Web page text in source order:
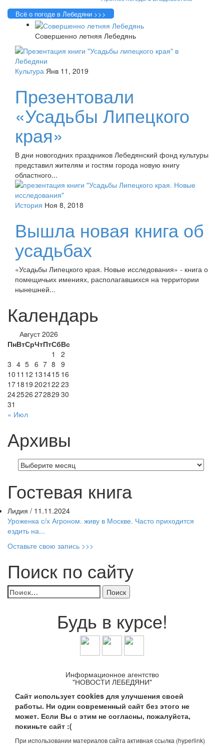
Всё о погоде в Лебедяни >>>
Совершенно летняя Лебедянь
Культура Янв 11, 2019
Презентовали
«Усадьбы Липецкого
края»
В дни новогодних праздников Лебедянский фонд культуры
представил жителям и гостям города новую книгу
областного...
История Ноя 8, 2018
Вышла новая книга об
усадьбах
«Усадьбы Липецкого края. Новые исследования» - книга о
помещичьих имениях, располагавшихся на территории
нынешней...
Календарь
Август 2026
ПнВтСрЧтПтСбВс
1
2
3 4 5 6 7 8 9
10 11 12 131415 16
171819 2021 22 23
242526 272829 30
31
« Июл
Архивы
Архивы
Гостевая книга
Лидия / 11.11.2024
Уроженка с/х Агроном. живу в Москве. Часто приходится
ездить на...
Оставьте свою запись >>>
Поиск по сайту
Найти:
Будь в курсе!
Информационное агентство
"НОВОСТИ ЛЕБЕДЯНИ"
Сайт использует cookies для улучшения своей
работы. Ни один современный сайт без этого не
может. Если Вы с этим не согласны, пожалуйста,
покиньте сайт :(
При использовании материалов сайта активная ссылка (hyperlink)